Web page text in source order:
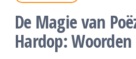
De Magie van
Hardop: Woorden